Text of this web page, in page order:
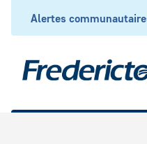
principal
Header
Alertes